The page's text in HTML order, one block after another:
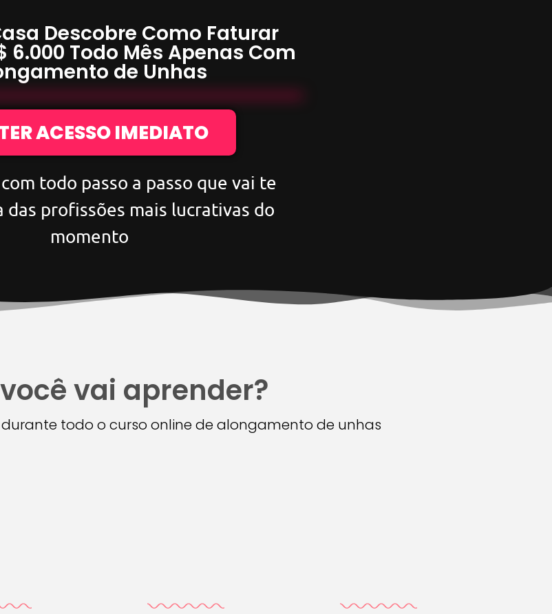
Descobre Como Faturar
6.000 Todo Mês Apenas Com
de Unhas
ACESSO IMEDIATO
todo passo a passo que vai te
das profissões mais lucrativas do
momento
vai aprender?
todo o curso online de alongamento de unhas